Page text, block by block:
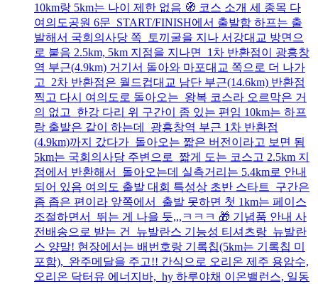
10km랑 5km는 나이 제한 없음 🧭 코스 소개 세 종목 다
여의도공원 6문 START/FINISH에서 출발함 하프는 출
발해서 국회의사당 쪽 토끼굴을 지나 서강대교 방면으
로 붙음 2.5km, 5km 지점을 지나면 1차 반환점이 광흥창
역 부근(4.9km) 거기서 돌아와 마포대교 쪽으로 더 나가
고 2차 반환점은 월드컵대교 남단 부근(14.6km) 반환점
찍고 다시 여의도로 돌아오는 왕복 코스라 오르막은 거
의 없고 한강 다리 위 구간이 좀 있는 편임 10km는 하프
랑 출발은 같이 하는데 광흥창역 부근 1차 반환점
(4.9km)까지 갔다가 돌아오는 짧은 버전이라고 보면 됨
5km는 국회의사당 주변으로 짧게 도는 코스고 2.5km 지
점에서 반환해서 돌아오는데 실측거리는 5.4km로 안내
되어 있음 여의도 출발 대회 특성상 초반 스타트 구간은
좀 좁은 편이라 앞쪽에서 출발 못하면 첫 1km는 페이스
조절하면서 뛰는 게 나을 듯,,,ㅋㅋㅋ 🎁 기념품 안내 사
전배송으로 받는 건 뉴발란스 기능성 티셔츠랑 뉴발란
스 양말! 현장에서는 배번호랑 기록칩(5km는 기록칩 미
포함), 완주메달을 주고!! 간식으로 오리온 제주 용암수,
오리온 닥터유 에너지바, hy 하루야채 이온밸런스, 일동